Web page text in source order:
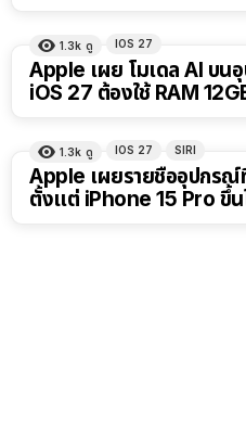
1.3k ดู IOS 27
Apple เผย โมเดล AI บ
iOS 27 ต้องใช้ RAM
1.3k ดู IOS 27 SIRI
Apple เผยรายชื่ออุปกรณ์
ตั้งแต่ iPhone 15 Pro ขึ้น